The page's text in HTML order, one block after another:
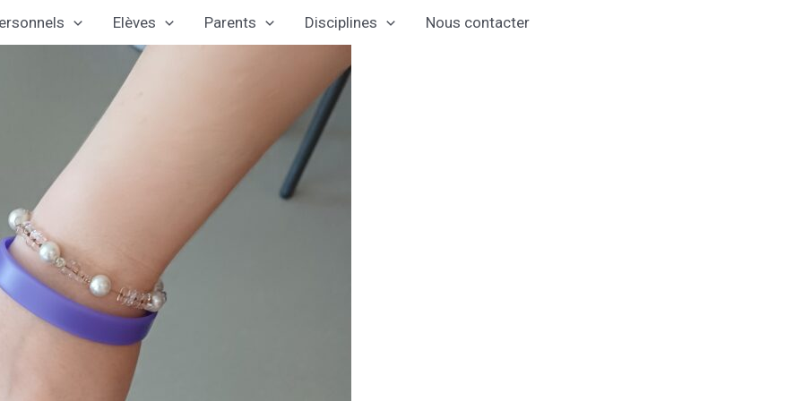
Elèves Parents Disciplines Nous contacter